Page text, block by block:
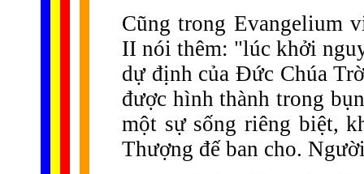
Cũng trong Evangelium
II nói thêm: "lúc khởi
dự định của Đức Chúa
được hình thành trong
một sự sống riêng biệt,
Thượng đế ban cho.